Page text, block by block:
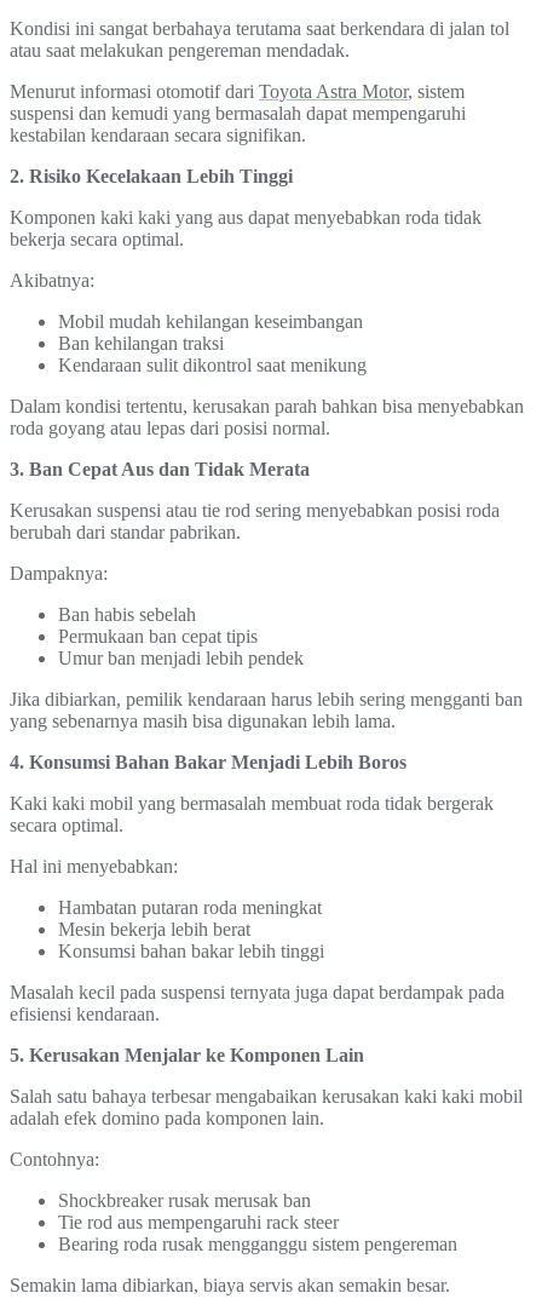
Kondisi ini sangat berbahaya terutama saat berkendara di jalan tol
atau saat melakukan pengereman mendadak.
Menurut informasi otomotif dari Toyota Astra Motor, sistem
suspensi dan kemudi yang bermasalah dapat mempengaruhi
kestabilan kendaraan secara signifikan.
2. Risiko Kecelakaan Lebih Tinggi
Komponen kaki kaki yang aus dapat menyebabkan roda tidak
bekerja secara optimal.
Akibatnya:
Mobil mudah kehilangan keseimbangan
Ban kehilangan traksi
Kendaraan sulit dikontrol saat menikung
Dalam kondisi tertentu, kerusakan parah bahkan bisa menyebabkan
roda goyang atau lepas dari posisi normal.
3. Ban Cepat Aus dan Tidak Merata
Kerusakan suspensi atau tie rod sering menyebabkan posisi roda
berubah dari standar pabrikan.
Dampaknya:
Ban habis sebelah
Permukaan ban cepat tipis
Umur ban menjadi lebih pendek
Jika dibiarkan, pemilik kendaraan harus lebih sering mengganti ban
yang sebenarnya masih bisa digunakan lebih lama.
4. Konsumsi Bahan Bakar Menjadi Lebih Boros
Kaki kaki mobil yang bermasalah membuat roda tidak bergerak
secara optimal.
Hal ini menyebabkan:
Hambatan putaran roda meningkat
Mesin bekerja lebih berat
Konsumsi bahan bakar lebih tinggi
Masalah kecil pada suspensi ternyata juga dapat berdampak pada
efisiensi kendaraan.
5. Kerusakan Menjalar ke Komponen Lain
Salah satu bahaya terbesar mengabaikan kerusakan kaki kaki mobil
adalah efek domino pada komponen lain.
Contohnya:
Shockbreaker rusak merusak ban
Tie rod aus mempengaruhi rack steer
Bearing roda rusak mengganggu sistem pengereman
Semakin lama dibiarkan, biaya servis akan semakin besar.